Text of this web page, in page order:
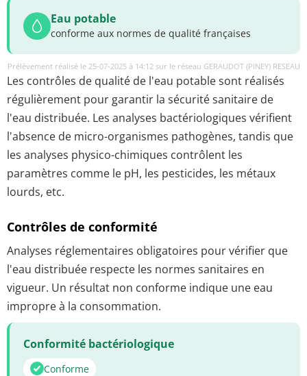
Eau potable
conforme aux normes de qualité françaises
Prélèvement réalisé le 25-07-2025 à 14:12 sur le réseau GERAUDOT (PINEY) RESEAU
Les contrôles de qualité de l'eau potable sont réalisés
régulièrement pour garantir la sécurité sanitaire de
l'eau distribuée. Les analyses bactériologiques vérifient
l'absence de micro-organismes pathogènes, tandis que
les analyses physico-chimiques contrôlent les
paramètres comme le pH, les pesticides, les métaux
lourds, etc.
Contrôles de conformité
Analyses réglementaires obligatoires pour vérifier que
l'eau distribuée respecte les normes sanitaires en
vigueur. Un résultat non conforme indique une eau
impropre à la consommation.
Conformité bactériologique
Conforme